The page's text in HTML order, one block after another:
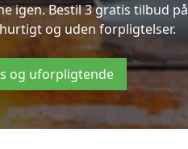
igen. Bestil 3 gratis tilbud på
og uden forpligtelser.
og uforpligtende